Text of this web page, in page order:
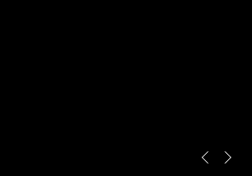
Previous
Next